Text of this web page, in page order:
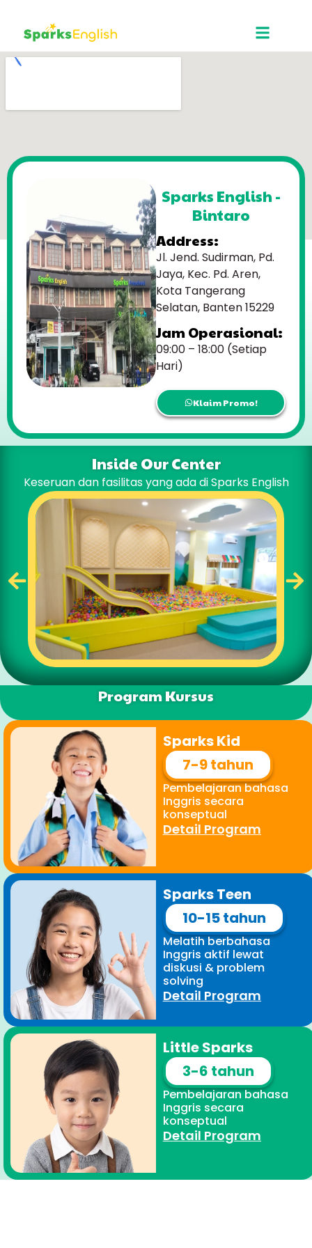
Sparks English -
Bintaro
Address:
Jl. Jend. Sudirman, Pd.
Jaya, Kec. Pd. Aren,
Kota Tangerang
Selatan, Banten 15229
Jam Operasional:
09:00 – 18:00 (Setiap
Hari)
Klaim Promo!
Inside Our Center
Keseruan dan fasilitas yang ada di Sparks English
Program Kursus
Sparks Kid
7-9 tahun
Pembelajaran bahasa
Inggris secara
konseptual
Detail Program
Sparks Teen
10-15 tahun
Melatih berbahasa
Inggris aktif lewat
diskusi & problem
solving
Detail Program
Little Sparks
3-6 tahun
Pembelajaran bahasa
Inggris secara
konseptual
Detail Program